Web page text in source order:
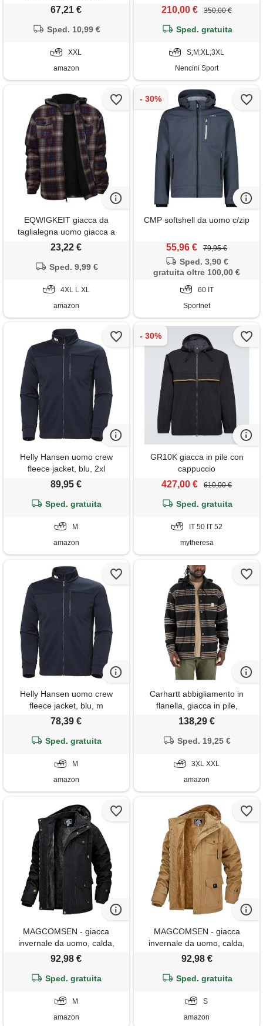
stampa scozzese in pile con
con tasche, caldo e spesso,
invernale, cappotto da uomo
senza cappuccio
67,21 €
Sped. 10,99 €
XXL
amazon
210,00 € 350,00 €
Sped. gratuita
S;M;XL;3XL
Nencini Sport
EQWIGKEIT giacca da
taglialegna uomo giacca a
quadri taglialegna camicia
giacca di mezza stagione
camicia invernale sportiva
giacca invernale
23,22 €
Sped. 9,99 €
4XL L XL
amazon
CMP softshell da uomo c/zip
55,96 € 79,95 €
Sped. 3,90 €
gratuita oltre 100,00 €
60 IT
Sportnet
Helly Hansen uomo crew
fleece jacket, blu, 2xl
89,95 €
Sped. gratuita
M
amazon
GR10K giacca in pile con
cappuccio
427,00 € 610,00 €
Sped. gratuita
IT 50 IT 52
mytheresa
Helly Hansen uomo crew
fleece jacket, blu, m
78,39 €
Sped. gratuita
M
amazon
Carhartt abbigliamento in
flanella, giacca in pile,
Carhartt marrone/nero, xxl
138,29 €
Sped. 19,25 €
3XL XXL
amazon
MAGCOMSEN - giacca
invernale da uomo, calda,
imbottita, in pile, antivento, da
rimovibile, nero , m
92,98 €
Sped. gratuita
M
amazon
MAGCOMSEN - giacca
invernale da uomo, calda,
imbottita, in pile, antivento, da
rimovibile, cachi, s
92,98 €
Sped. gratuita
S
amazon